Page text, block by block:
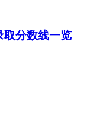
取分数线一览